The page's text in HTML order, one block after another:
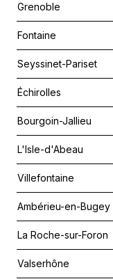
Grenoble
Fontaine
Seyssinet-Pariset
Échirolles
Bourgoin-Jallieu
L'Isle-d'Abeau
Villefontaine
Ambérieu-en-Bugey
La Roche-sur-Foron
Valserhône